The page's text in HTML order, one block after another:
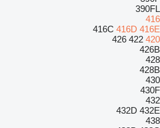
390FL
416
416C 416D 416E
420
422
426
426B
428
428B
430
430F
432
432D 432E
438